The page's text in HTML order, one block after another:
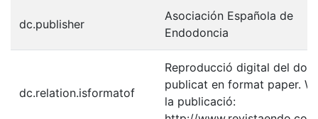
dc.publisher
Asociación Española de
Endodoncia
dc.relation.isformatof
Reproducció digital del
publicat en format paper.
la publicació: